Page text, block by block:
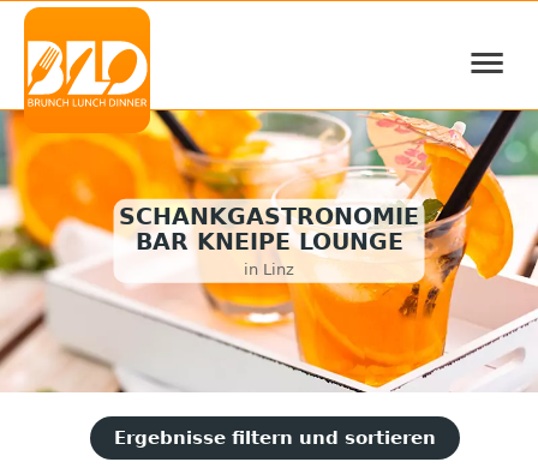
≡
SCHANKGASTRONOMIE
BAR KNEIPE LOUNGE
in Linz
Ergebnisse filtern und sortieren